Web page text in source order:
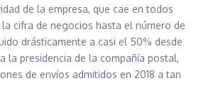
de la empresa, que cae en todos
cifra de negocios hasta el número de
drásticamente a casi el 50% desde
la presidencia de la compañía postal,
de envíos admitidos en 2018 a tan